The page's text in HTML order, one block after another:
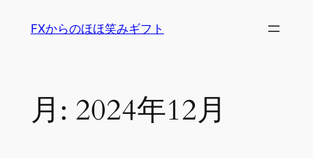
FXからのほほ笑みギフト
月: 2024年12月